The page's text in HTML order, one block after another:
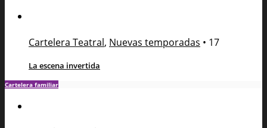
Cartelera Teatral, Nuevas temporadas • 17
La escena invertida
Cartelera familiar